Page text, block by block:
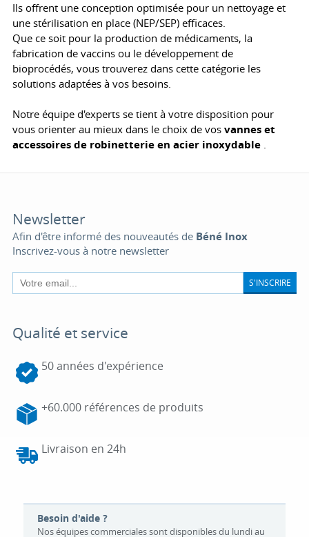
Ils offrent une conception optimisée pour un nettoyage et
une stérilisation en place (NEP/SEP) efficaces.
Que ce soit pour la production de médicaments, la
fabrication de vaccins ou le développement de
bioprocédés, vous trouverez dans cette catégorie les
solutions adaptées à vos besoins.
Notre équipe d'experts se tient à votre disposition pour
vous orienter au mieux dans le choix de vos vannes et
accessoires de robinetterie en acier inoxydable.
Newsletter
Afin d'être informé des nouveautés de Béné Inox
Inscrivez-vous à notre newsletter
S'INSCRIRE
Qualité et service
50 années d'expérience
+60.000 références de produits
Livraison en 24h
Besoin d'aide ?
Nos équipes commerciales sont disponibles du lundi au